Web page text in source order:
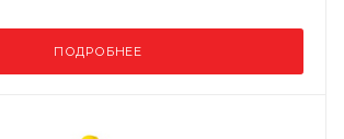
ПОДРОБНЕЕ